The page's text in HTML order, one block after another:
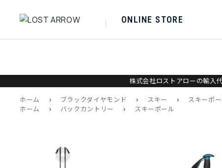
ONLINE STORE
株式会社ロストアローの輸入
ホーム > ブラックダイヤモンド > スキー >
スキーポ
ホーム
> バックカントリー > スキーポール